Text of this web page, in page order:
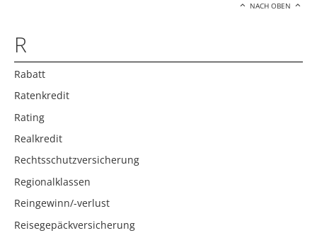
NACH OBEN
R
Rabatt
Ratenkredit
Rating
Realkredit
Rechtsschutzversicherung
Regionalklassen
Reingewinn/-verlust
Reisegepäckversicherung